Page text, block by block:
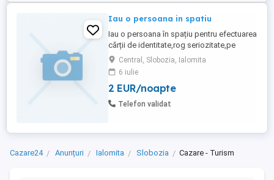
Iau o persoana in spatiu
Iau o persoana în spațiu pentru efectuarea
cărții de identitate,rog seriozitate,pe
Ialomița
Central, Slobozia, Ialomita
6 iulie
2 EUR/noapte
Telefon validat
Cazare24 Anunțuri Ialomita Slobozia Cazare - Turism